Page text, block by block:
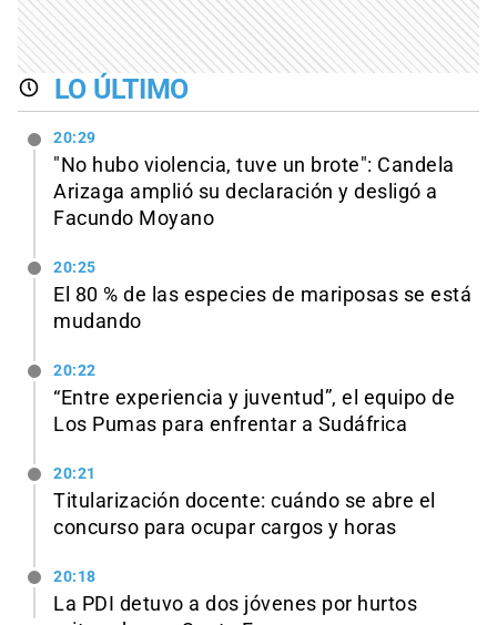
LO ÚLTIMO
20:29
"No hubo violencia, tuve un brote": Candela
Arizaga amplió su declaración y desligó a
Facundo Moyano
20:25
El 80 % de las especies de mariposas se está
mudando
20:22
“Entre experiencia y juventud”, el equipo de
Los Pumas para enfrentar a Sudáfrica
20:21
Titularización docente: cuándo se abre el
concurso para ocupar cargos y horas
20:18
La PDI detuvo a dos jóvenes por hurtos